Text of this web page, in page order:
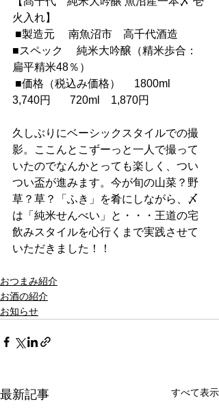
火入れ】
■製造元 　南魚沼市　高千代酒造
■スペック 　純米大吟醸（精米歩合：
扁平精米48％）
3,740円 　  720ml　1,870円
久しぶりにベーシックスタイルでの撮
影。ここんとこずーっと一人で撮って
いたのでなんかとっても楽しく、つい
つい盃が進みます。今が旬の山菜？野
草？草？「ふき」を肴にしながら、〆
は「純米せんべい」と・・・王道の宅
飲みスタイルを心行くまで実践させて
いただきました！！
おつまみ紹介
お酒の紹介
お知らせ
最新記事 すべて表示